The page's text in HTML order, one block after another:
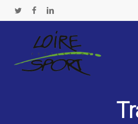
Panneau de gestion des cookies
twitterfacebooklinkedin